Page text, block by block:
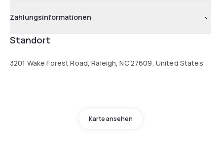
Zahlungsinformationen
Standort
3201 Wake Forest Road, Raleigh, NC 27609, United States
Karte ansehen